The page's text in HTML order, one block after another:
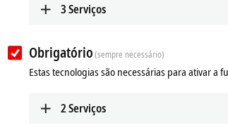
3Serviços
Obrigatório(sempre necessário)
Estas tecnologias são necessárias para ativar a
2Serviços